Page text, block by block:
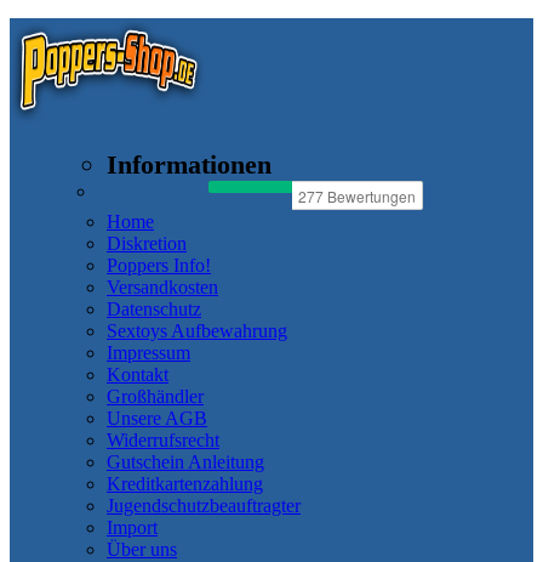
Informationen
Home
Diskretion
Poppers Info!
Versandkosten
Datenschutz
Sextoys Aufbewahrung
Impressum
Kontakt
Großhändler
Unsere AGB
Widerrufsrecht
Gutschein Anleitung
Kreditkartenzahlung
Jugendschutzbeauftragter
Import
Über uns